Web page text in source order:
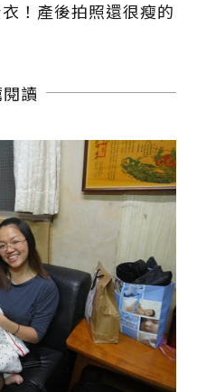
！產後拍照還很瘦的
讀